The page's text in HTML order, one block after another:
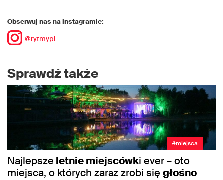
Obserwuj nas na instagramie:
@rytmypl
Sprawdź także
#miejsca
Najlepsze letnie miejscówki ever – oto
miejsca, o których zaraz zrobi się głośno